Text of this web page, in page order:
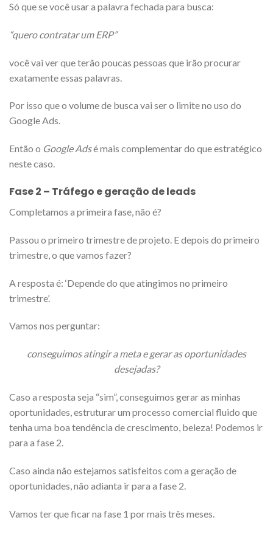
Só que se você usar a palavra fechada para busca:
“quero contratar um ERP”
você vai ver que terão poucas pessoas que irão procurar
exatamente essas palavras.
Por isso que o volume de busca vai ser o limite no uso do
Google Ads.
Então o Google Adsé mais complementar do que estratégico
neste caso.
Fase 2 – Tráfego e geração de leads
Completamos a primeira fase, não é?
Passou o primeiro trimestre de projeto. E depois do primeiro
trimestre, o que vamos fazer?
A resposta é: ‘Depende do que atingimos no primeiro
trimestre’.
Vamos nos perguntar:
conseguimos atingir a meta e gerar as oportunidades
desejadas?
Caso a resposta seja “sim”, conseguimos gerar as minhas
oportunidades, estruturar um processo comercial fluido que
tenha uma boa tendência de crescimento, beleza! Podemos ir
para a fase 2.
Caso ainda não estejamos satisfeitos com a geração de
oportunidades, não adianta ir para a fase 2.
Vamos ter que ficar na fase 1 por mais três meses.